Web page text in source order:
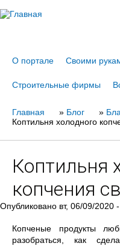
О портале Своими
Строительные фирмы
Вы
Главная » Блог »
Коптильня холодного
Коптильня
копчения
Опубликовано вт, 06/09/2020
Копченые продукты
разобраться, как